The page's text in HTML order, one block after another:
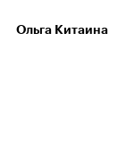
Ольга Китаина